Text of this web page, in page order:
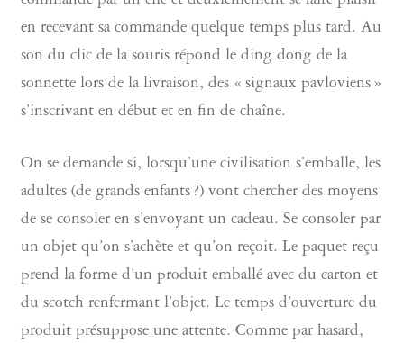
en recevant sa commande quelque temps plus tard. Au
son du clic de la souris répond le ding dong de la
sonnette lors de la livraison, des « signaux pavloviens »
s’inscrivant en début et en fin de chaîne.
On se demande si, lorsqu’une civilisation s’emballe, les
adultes (de grands enfants ?) vont chercher des moyens
de se consoler en s’envoyant un cadeau. Se consoler par
un objet qu’on s’achète et qu’on reçoit. Le paquet reçu
prend la forme d’un produit emballé avec du carton et
du scotch renfermant l’objet. Le temps d’ouverture du
produit présuppose une attente. Comme par hasard,